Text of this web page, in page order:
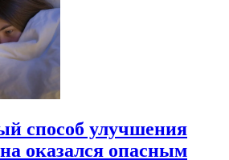
способ улучшения
оказался опасным